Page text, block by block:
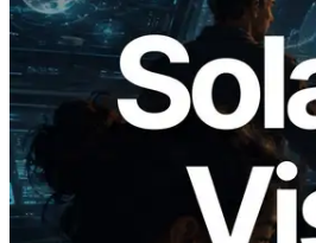
2026.05.24
Validators Solutions 釋出
Analyzer — 以 slot 為單